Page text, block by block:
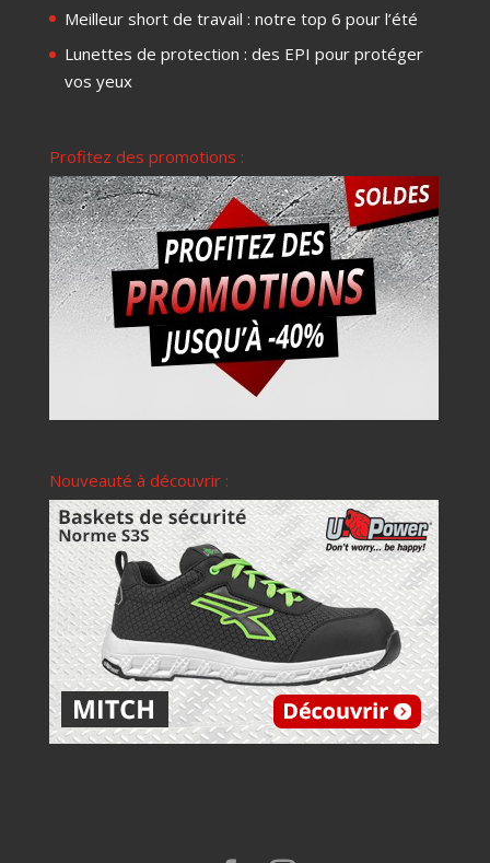
Meilleur short de travail : notre top 6 pour l’été
Lunettes de protection : des EPI pour protéger
vos yeux
Profitez des promotions :
Nouveauté à découvrir :